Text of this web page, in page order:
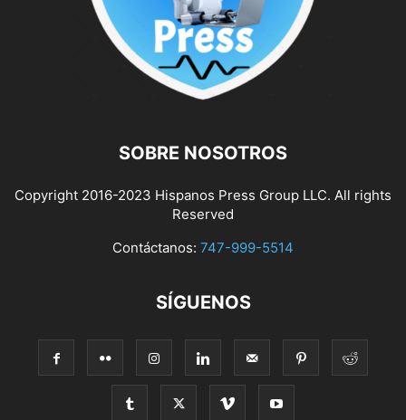
SOBRE NOSOTROS
Copyright 2016-2023 Hispanos Press Group LLC. All rights
Reserved
Contáctanos: 747-999-5514
SÍGUENOS